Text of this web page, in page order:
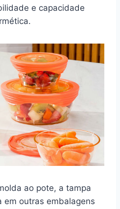
e capacidade
ao pote, a tampa
em outras embalagens